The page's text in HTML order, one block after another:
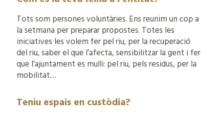
Tots som persones voluntàries. Ens reunim un cop a
la setmana per preparar propostes. Totes les
iniciatives les volem fer pel riu, per la recuperació
del riu, saber el que l’afecta, sensibilitzar la gent i fer
que l’ajuntament es mulli: pel riu, pels residus, per la
mobilitat…
Teniu espais en custòdia?